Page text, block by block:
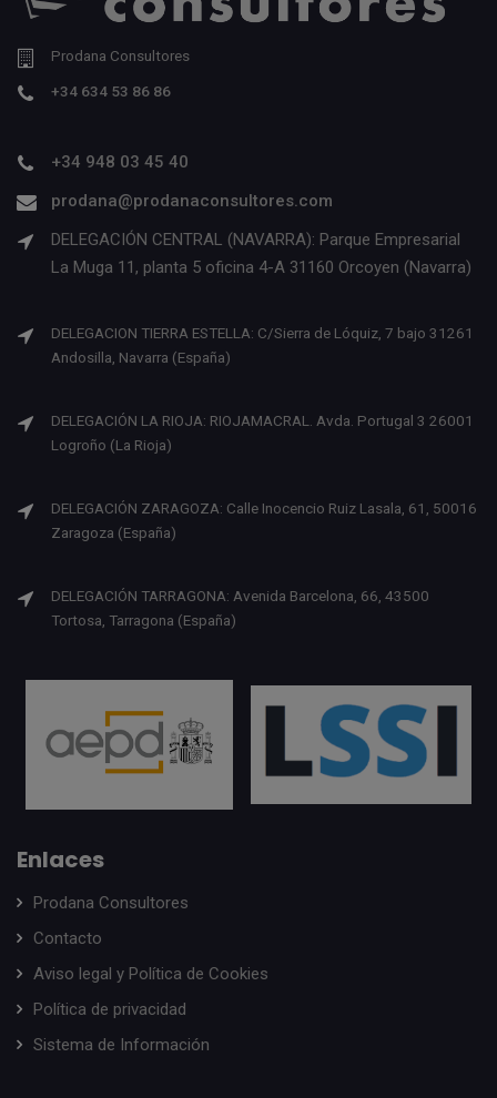
Prodana Consultores
+34 634 53 86 86
+34 948 03 45 40
prodana@prodanaconsultores.com
DELEGACIÓN CENTRAL (NAVARRA): Parque Empresarial
La Muga 11, planta 5 oficina 4-A 31160 Orcoyen (Navarra)
DELEGACION TIERRA ESTELLA: C/Sierra de Lóquiz, 7 bajo 31261
Andosilla, Navarra (España)
DELEGACIÓN LA RIOJA: RIOJAMACRAL. Avda. Portugal 3 26001
Logroño (La Rioja)
DELEGACIÓN ZARAGOZA: Calle Inocencio Ruiz Lasala, 61, 50016
Zaragoza (España)
DELEGACIÓN TARRAGONA: Avenida Barcelona, 66, 43500
Tortosa, Tarragona (España)
Enlaces
Prodana Consultores
Contacto
Aviso legal y Política de Cookies
Política de privacidad
Sistema de Información